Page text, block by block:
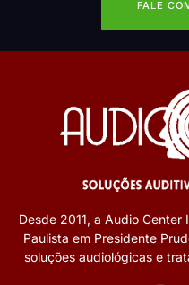
FALE
Desde 2011, a Audio
Paulista em Presidente
soluções audiológicas e